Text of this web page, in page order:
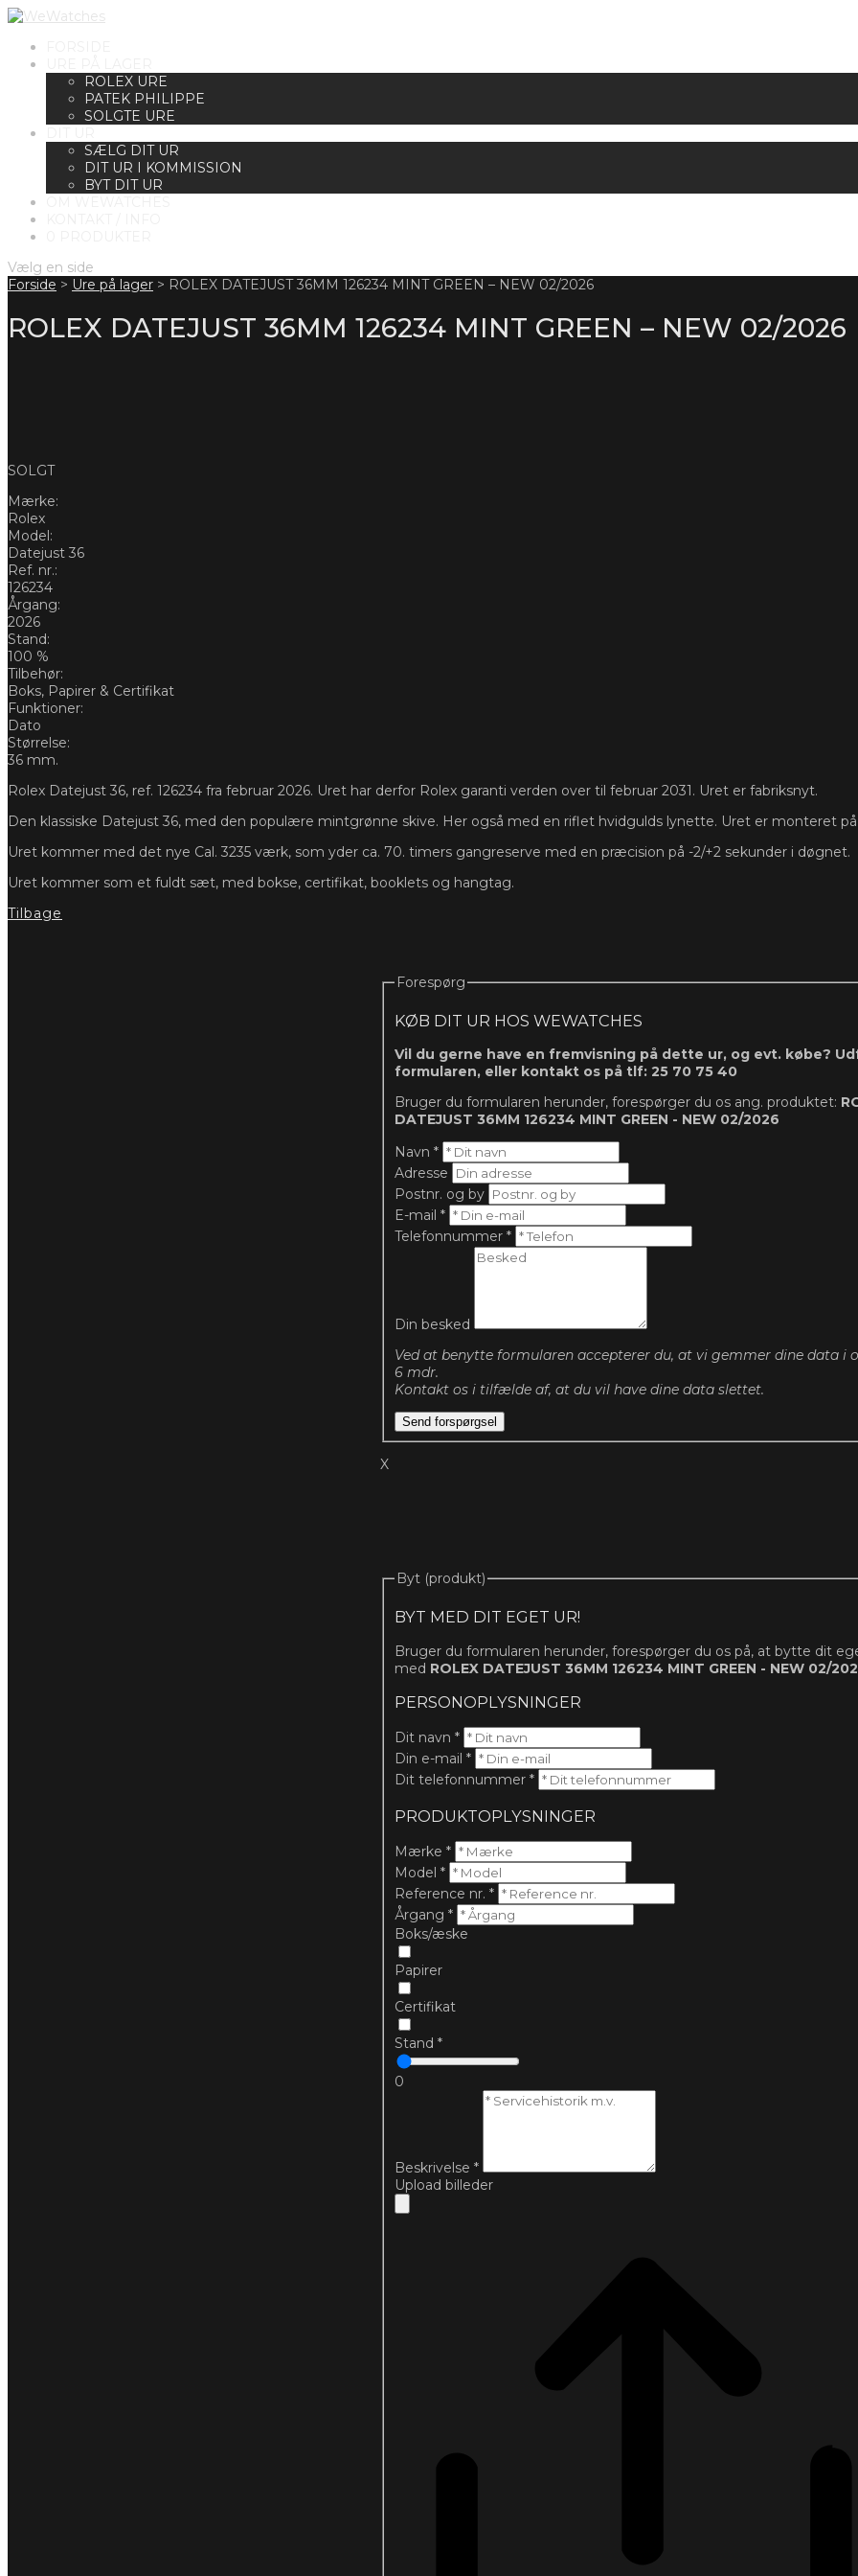
ROLEX URE
PATEK PHILIPPE
SOLGTE URE
SÆLG DIT UR
DIT UR I KOMMISSION
BYT DIT UR
Vælg en side
Forside > Ure på lager > ROLEX DATEJUST 36MM 126234 MINT GREEN – NEW 02/2026
ROLEX DATEJUST 36MM 126234 MINT GREEN – NEW 02/2026
SOLGT
Mærke:
Rolex
Model:
Datejust 36
Ref. nr.:
126234
Årgang:
2026
Stand:
100 %
Tilbehør:
Boks, Papirer & Certifikat
Funktioner:
Dato
Størrelse:
36 mm.
Rolex Datejust 36, ref. 126234 fra februar 2026. Uret har derfor Rolex garanti verden over til februar 2031. Uret er fabriksnyt.
Den klassiske Datejust 36, med den populære mintgrønne skive. Her også med en riflet hvidgulds lynette. Uret er monteret
Uret kommer med det nye Cal. 3235 værk, som yder ca. 70. timers gangreserve med en præcision på -2/+2 sekunder i døgnet.
Uret kommer som et fuldt sæt, med bokse, certifikat, booklets og hangtag.
Tilbage
Forespørg
KØB DIT UR HOS WEWATCHES
Vil du gerne have en fremvisning på dette ur, og evt. købe?
formularen, eller kontakt os på tlf: 25 70 75 40
Bruger du formularen herunder, forespørger du os ang. produktet:
DATEJUST 36MM 126234 MINT GREEN - NEW 02/2026
Navn *
Adresse
Postnr. og by
E-mail *
Telefonnummer *
Din besked
Ved at benytte formularen accepterer du, at vi gemmer dine data i
6 mdr.
Kontakt os i tilfælde af, at du vil have dine data slettet.
Send forspørgsel
X
Byt (produkt)
BYT MED DIT EGET UR!
Bruger du formularen herunder, forespørger du os på, at bytte dit
med ROLEX DATEJUST 36MM 126234 MINT GREEN - NEW 02/
PERSONOPLYSNINGER
Dit navn *
Din e-mail *
Dit telefonnummer *
PRODUKTOPLYSNINGER
Mærke *
Model *
Reference nr. *
Årgang *
Boks/æske
Papirer
Certifikat
Stand *
0
Beskrivelse *
Upload billeder